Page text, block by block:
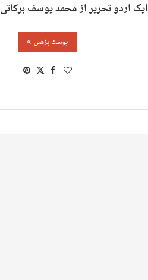
ایک اردو تحریر از محمد یوسف برکاتی
پوسٹ پڑھیں